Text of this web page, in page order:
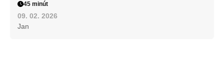
45 minút
09. 02. 2026
Jan